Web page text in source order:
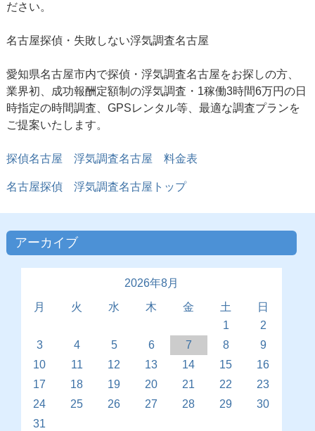
ださい。
名古屋探偵・失敗しない浮気調査名古屋
愛知県名古屋市内で探偵・浮気調査名古屋をお探しの方、
業界初、成功報酬定額制の浮気調査・1稼働3時間6万円の日
時指定の時間調査、GPSレンタル等、最適な調査プランを
ご提案いたします。
探偵名古屋 浮気調査名古屋 料金表
名古屋探偵 浮気調査名古屋トップ
アーカイブ
2026年8月
月
火 水 木 金 土
日
1
2
3
4 5 6 7 8
9
10
11 12 13 14 15
16
17
18 19 20 21 22
23
24
25 26 27 28 29
30
31